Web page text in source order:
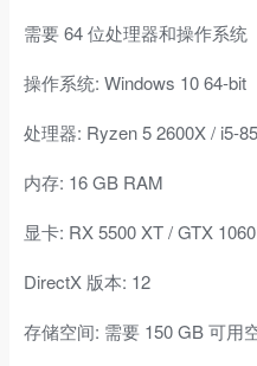
需要 64 位处理器和操作系统
操作系统: Windows 10 64-bit
处理器: Ryzen 5 2600X / i5-
内存: 16 GB RAM
显卡: RX 5500 XT / GTX 1060
DirectX 版本: 12
存储空间: 需要 150 GB 可用